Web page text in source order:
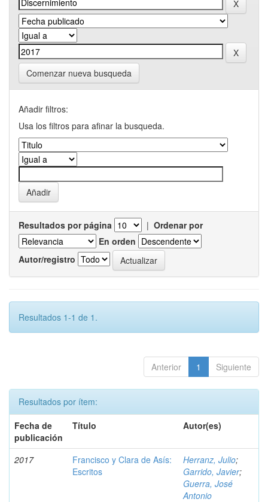
Comenzar nueva busqueda
Añadir filtros:
Usa los filtros para afinar la busqueda.
Resultados por página | Ordenar por
En orden
Autor/registro
Resultados 1-1 de 1.
Anterior 1 Siguiente
Resultados por ítem:
Fecha de
publicación
Título Autor(es)
2017
Francisco y Clara de Asís:
Escritos
Herranz, Julio;
Garrido, Javier;
Guerra, José
Antonio